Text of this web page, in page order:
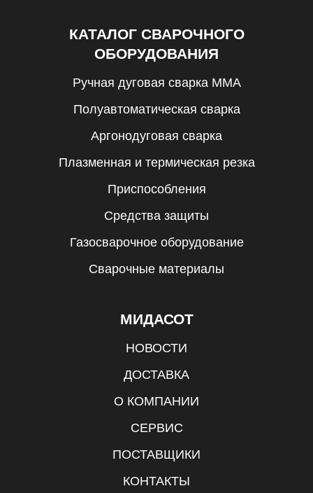
КАТАЛОГ СВАРОЧНОГО
ОБОРУДОВАНИЯ
Ручная дуговая сварка MMA
Полуавтоматическая сварка
Аргонодуговая сварка
Плазменная и термическая резка
Приспособления
Средства защиты
Газосварочное оборудование
Сварочные материалы
МИДАСОТ
НОВОСТИ
ДОСТАВКА
О КОМПАНИИ
СЕРВИС
ПОСТАВЩИКИ
КОНТАКТЫ